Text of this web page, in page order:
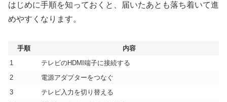
はじめに手順を知っておくと、届いたあとも落ち着いて進
めやすくなります。
手順
内容
1
テレビのHDMI端子に接続する
2
電源アダプターをつなぐ
3
テレビ入力を切り替える